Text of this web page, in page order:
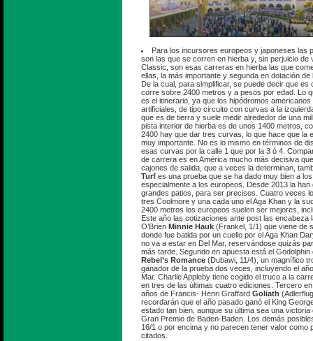
Para los incursores europeos y japoneses las
son las que se corren en hierba y, sin perjuicio de
Classic, son esas carreras en hierba las que
ellas, la más importante y segunda en dotación
De la cual, para simplificar, se puede decir que es
corre sobre 2400 metros y a pesos por edad. Lo
es el itinerario, ya que los hipódromos
artificiales, de tipo circuito con curvas a la
que es de tierra y suele medir alrededor de una
pista interior de hierba es de unos 1400 metros,
2400 hay que dar tres curvas, lo que hace que la
muy importante. No es lo mismo en términos de
esas curvas por la calle 1 que por la 3 ó 4.
de carrera es en América mucho más decisiva
cajones de salida, que a veces la determinan,
Turf es una prueba que se ha dado muy bien a
especialmente a los europeos. Desde 2013 la
grandes patios, para ser precisos. Cuatro veces
tres Coolmore y una cada uno el Aga Khan y la
2400 metros los europeos suelen ser mejores,
Este año las cotizaciones ante post las encabeza
O’Brien Minnie Hauk (Frankel, 1/1) que viene de
donde fue batida por un cuello por el Aga Khan
no va a estar en Del Mar, reservándose quizás
más tarde. Segundo en apuesta está el Godolphin
Rebel’s Romance (Dubawi, 11/4), un magnífico
ganador de la prueba dos veces, incluyendo el
Mar. Charlie Appleby tiene cogido el truco a la
en tres de las últimas cuatro ediciones. Tercero
años de Francis- Henri Graffard Goliath
recordarán que el año pasado ganó el King
estado tan bien, aunque su última sea una victoria
Gran Premio de Baden-Baden. Los demás
16/1 o por encima y no parecen tener valor como
citados.